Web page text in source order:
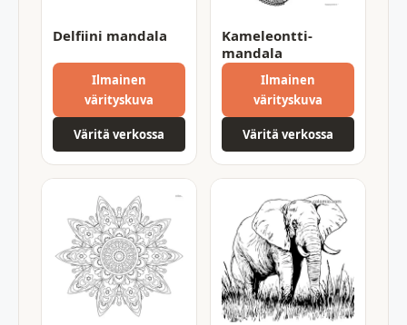
Delfiini mandala
Ilmainen
värityskuva
Väritä verkossa
Kameleontti-
mandala
Ilmainen
värityskuva
Väritä verkossa